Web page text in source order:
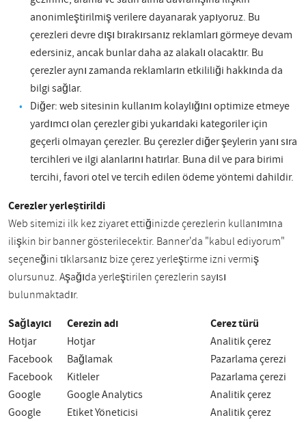
anonimleştirilmiş verilere dayanarak yapıyoruz. Bu
çerezleri devre dışı bırakırsanız reklamları görmeye devam
edersiniz, ancak bunlar daha az alakalı olacaktır. Bu
çerezler aynı zamanda reklamların etkililiği hakkında da
bilgi sağlar.
Diğer: web sitesinin kullanım kolaylığını optimize etmeye
yardımcı olan çerezler gibi yukarıdaki kategoriler için
geçerli olmayan çerezler. Bu çerezler diğer şeylerin yanı sıra
tercihleri ve ilgi alanlarını hatırlar. Buna dil ve para birimi
tercihi, favori otel ve tercih edilen ödeme yöntemi dahildir.
Çerezler yerleştirildi
Web sitemizi ilk kez ziyaret ettiğinizde çerezlerin kullanımına
ilişkin bir banner gösterilecektir. Banner'da "kabul ediyorum"
seçeneğini tıklarsanız bize çerez yerleştirme izni vermiş
olursunuz. Aşağıda yerleştirilen çerezlerin sayısı
bulunmaktadır.
Sağlayıcı Çerezin adı Çerez türü
Hotjar Hotjar
Analitik çerez
Facebook
Bağlamak
Pazarlama çerezi
Facebook
Kitleler
Pazarlama çerezi
Google
Google Analytics
Analitik çerez
Google
Etiket Yöneticisi
Analitik çerez